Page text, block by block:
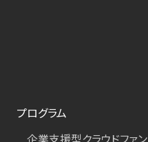
プログラム
企業支援型クラウドファン